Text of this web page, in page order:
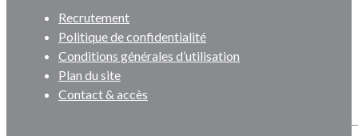
Recrutement
Politique de confidentialité
Conditions générales d’utilisation
Plan du site
Contact & accès